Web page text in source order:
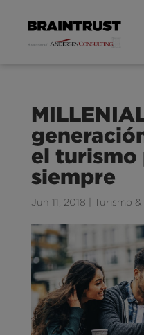
el turismo
siempre
Jun 11, 2018 Turismo &